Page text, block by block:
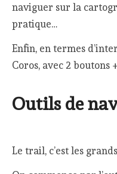
naviguer sur la
pratique…
Enfin, en termes
Coros, avec 2 boutons
Outils de
Le trail, c’est les